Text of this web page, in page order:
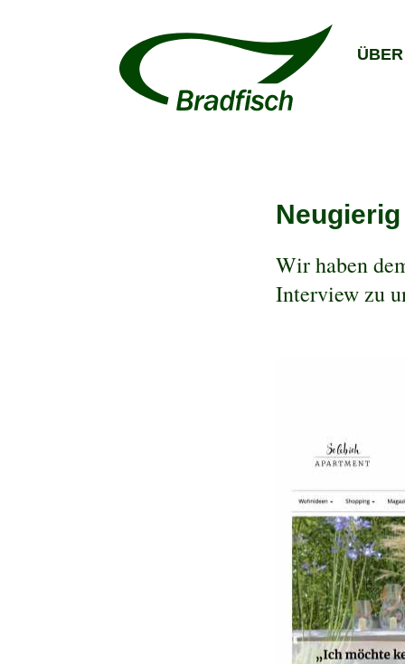
Wir haben
Interview zu